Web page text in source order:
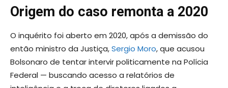
Origem do caso remonta a 2020
O inquérito foi aberto em 2020, após a demissão do
então ministro da Justiça,Sergio Moro, que acusou
Bolsonaro de tentar intervir politicamente na Polícia
Federal — buscando acesso a relatórios de